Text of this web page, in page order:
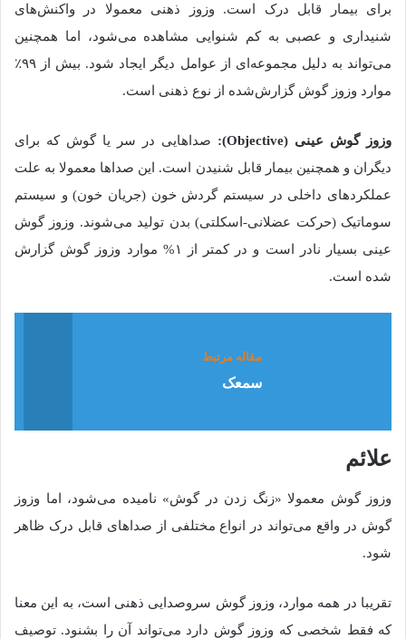
برای بیمار قابل درک است. وزوز ذهنی معمولا در واکنش‌های
شنیداری و عصبی به کم شنوایی مشاهده می‌شود، اما همچنین
می‌تواند به دلیل مجموعه‌ای از عوامل دیگر ایجاد شود. بیش از ۹۹٪
موارد وزوز گوش گزارش‌شده از نوع ذهنی است.
وزوز گوش عینی (Objective):
صداهایی در سر یا گوش که برای
دیگران و همچنین بیمار قابل شنیدن است. این صداها معمولا به علت
عملکردهای داخلی در سیستم گردش خون (جریان خون) و سیستم
سوماتیک (حرکت عضلانی-اسکلتی) بدن تولید می‌شوند. وزوز گوش
عینی بسیار نادر است و در کمتر از ۱% موارد وزوز گوش گزارش
شده است.
مقاله مرتبط
سمعک
علائم
وزوز گوش معمولا «زنگ زدن در گوش» نامیده می‌شود، اما وزوز
گوش در واقع می‌تواند در انواع مختلفی از صداهای قابل درک ظاهر
شود.
تقریبا در همه موارد، وزوز گوش سروصدایی ذهنی است، به این معنا
که فقط شخصی که وزوز گوش دارد می‌تواند آن را بشنود. توصیف